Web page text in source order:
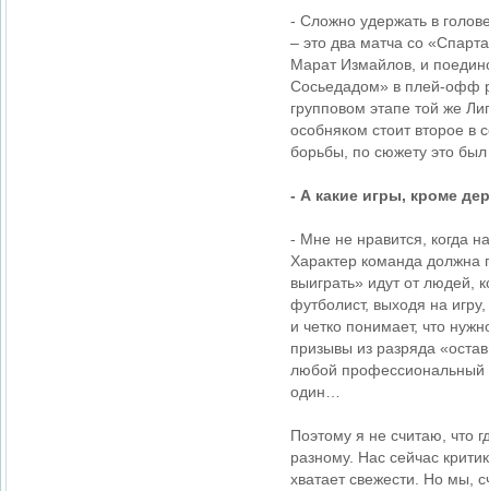
- Сложно удержать в
– это два матча со
Марат Измайлов, и
Сосьедадом» в плей-офф
групповом этапе той же
особняком стоит второе в
борьбы, по сюжету это
- А какие игры, кроме
- Мне не нравится, когда
Характер команда должна
выиграть» идут от людей,
футболист, выходя на
и четко понимает, что
призывы из разряда
любой профессиональный
один…
Поэтому я не считаю, что
разному. Нас сейчас
хватает свежести. Но мы,